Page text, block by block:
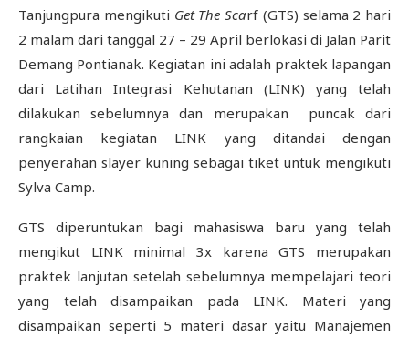
Tanjungpura mengikuti Get The Scarf (GTS) selama 2 hari
2 malam dari tanggal 27 – 29 April berlokasi di Jalan Parit
Demang Pontianak. Kegiatan ini adalah praktek lapangan
dari Latihan Integrasi Kehutanan (LINK) yang telah
dilakukan sebelumnya dan merupakan puncak dari
rangkaian kegiatan LINK yang ditandai dengan
penyerahan slayer kuning sebagai tiket untuk mengikuti
Sylva Camp.
GTS diperuntukan bagi mahasiswa baru yang telah
mengikut LINK minimal 3x karena GTS merupakan
praktek lanjutan setelah sebelumnya mempelajari teori
yang telah disampaikan pada LINK. Materi yang
disampaikan seperti 5 materi dasar yaitu Manajemen